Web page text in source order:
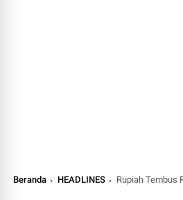
Beranda HEADLINES Rupiah Tembus Rp 17.673,